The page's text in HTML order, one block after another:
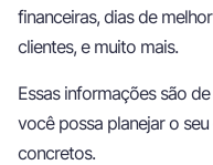
financeiras, dias de
clientes, e muito mais.
Essas informações são
você possa planejar o
concretos.